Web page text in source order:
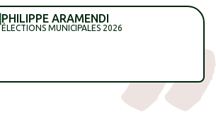
PHILIPPE ARAMENDI
ÉLECTIONS MUNICIPALES 2026